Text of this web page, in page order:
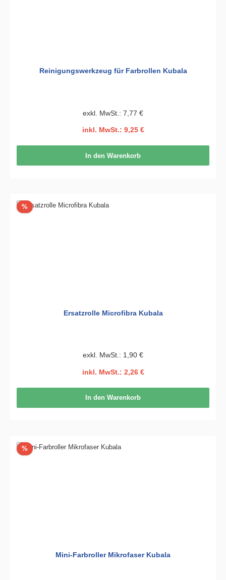
Reinigungswerkzeug für Farbrollen Kubala
exkl. MwSt.: 7,77 €
inkl. MwSt.: 9,25 €
In den Warenkorb
%Rabatt
Ersatzrolle Microfibra Kubala
exkl. MwSt.: 1,90 €
inkl. MwSt.: 2,26 €
In den Warenkorb
%Rabatt
Mini-Farbroller Mikrofaser Kubala